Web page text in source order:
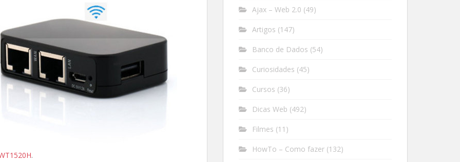
.
Ajax – Web 2.0 (49)
Artigos (147)
Banco de Dados (54)
Curiosidades (45)
Cursos (36)
Dicas Web (492)
Filmes (11)
HowTo – Como fazer (132)